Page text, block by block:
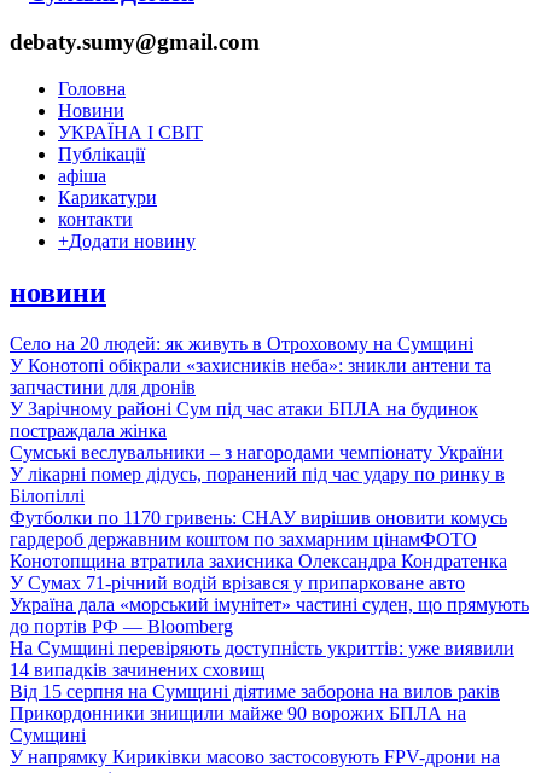
debaty.sumy@gmail.com
Головна
Новини
УКРАЇНА І СВІТ
Публікації
афіша
Карикатури
контакти
+Додати новину
новини
Село на 20 людей: як живуть в Отроховому на Сумщині
У Конотопі обікрали «захисників неба»: зникли антени та
запчастини для дронів
У Зарічному районі Сум під час атаки БПЛА на будинок
постраждала жінка
Сумські веслувальники – з нагородами чемпіонату України
У лікарні помер дідусь, поранений під час удару по ринку в
Білопіллі
Футболки по 1170 гривень: СНАУ вирішив оновити комусь
гардероб державним коштом по захмарним цінамФОТО
Конотопщина втратила захисника Олександра Кондратенка
У Сумах 71-річний водій врізався у припарковане авто
Україна дала «морський імунітет» частині суден, що прямують
до портів РФ — Bloomberg
На Сумщині перевіряють доступність укриттів: уже виявили
14 випадків зачинених сховищ
Від 15 серпня на Сумщині діятиме заборона на вилов раків
Прикордонники знищили майже 90 ворожих БПЛА на
Сумщині
У напрямку Кириківки масово застосовують FPV-дрони на